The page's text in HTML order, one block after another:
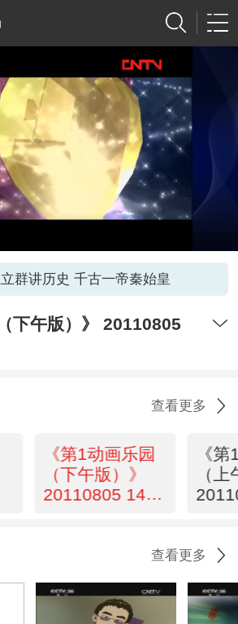
群讲历史 千古一帝秦始皇
下午版）》 20110805
查看更多
《第1动画乐园
（下午版）》
20110805 14：
《
（
查看更多